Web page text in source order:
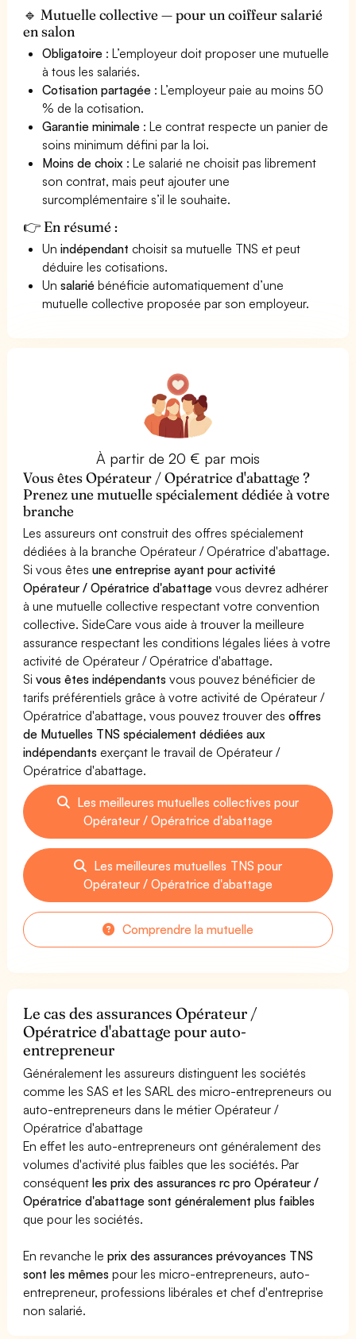
🔹 Mutuelle collective — pour un coiffeur salarié
en salon
Obligatoire : L’employeur doit proposer une mutuelle
à tous les salariés.
Cotisation partagée : L’employeur paie au moins 50
% de la cotisation.
Garantie minimale : Le contrat respecte un panier de
soins minimum défini par la loi.
Moins de choix : Le salarié ne choisit pas librement
son contrat, mais peut ajouter une
surcomplémentaire s’il le souhaite.
👉 En résumé :
Unindépendant choisit sa mutuelle TNS et peut
déduire les cotisations.
Unsalarié bénéficie automatiquement d’une
mutuelle collective proposée par son employeur.
À partir de 20 € par mois
Vous êtes Opérateur / Opératrice d'abattage ?
Prenez une mutuelle spécialement dédiée à votre
branche
Les assureurs ont construit des offres spécialement
dédiées à la branche Opérateur / Opératrice d'abattage.
Si vous êtesune entreprise ayant pour activité
Opérateur / Opératrice d'abattage vous devrez adhérer
à une mutuelle collective respectant votre convention
collective. SideCare vous aide à trouver la meilleure
assurance respectant les conditions légales liées à votre
activité de Opérateur / Opératrice d'abattage.
Sivous êtes indépendants vous pouvez bénéficier de
tarifs préférentiels grâce à votre activité de Opérateur /
Opératrice d'abattage, vous pouvez trouver desoffres
de Mutuelles TNS spécialement dédiées aux
indépendants exerçant le travail de Opérateur /
Opératrice d'abattage.
Les meilleures mutuelles collectives pour
Opérateur / Opératrice d'abattage
Les meilleures mutuelles TNS pour
Opérateur / Opératrice d'abattage
Comprendre la mutuelle
Le cas des assurances Opérateur /
Opératrice d'abattage pour auto-
entrepreneur
Généralement les assureurs distinguent les sociétés
comme les SAS et les SARL des micro-entrepreneurs ou
auto-entrepreneurs dans le métier Opérateur /
Opératrice d'abattage
En effet les auto-entrepreneurs ont généralement des
volumes d'activité plus faibles que les sociétés. Par
conséquentles prix des assurances rc pro Opérateur /
Opératrice d'abattage sont généralement plus faibles
que pour les sociétés.
En revanche leprix des assurances prévoyances TNS
sont les mêmes pour les micro-entrepreneurs, auto-
entrepreneur, professions libérales et chef d'entreprise
non salarié.